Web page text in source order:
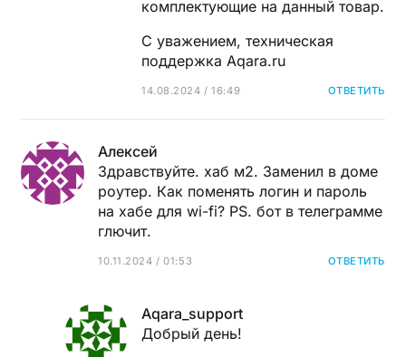
комплектующие на данный товар.
С уважением, техническая
поддержка Aqara.ru
14.08.2024 / 16:49 ОТВЕТИТЬ
Алексей
Здравствуйте. хаб м2. Заменил в доме
роутер. Как поменять логин и пароль
на хабе для wi-fi? PS. бот в телеграмме
глючит.
10.11.2024 / 01:53 ОТВЕТИТЬ
Aqara_support
Добрый день!